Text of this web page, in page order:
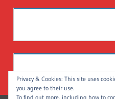
Privacy & Cookies: This site uses
you agree to their use.
To find out more, including how to